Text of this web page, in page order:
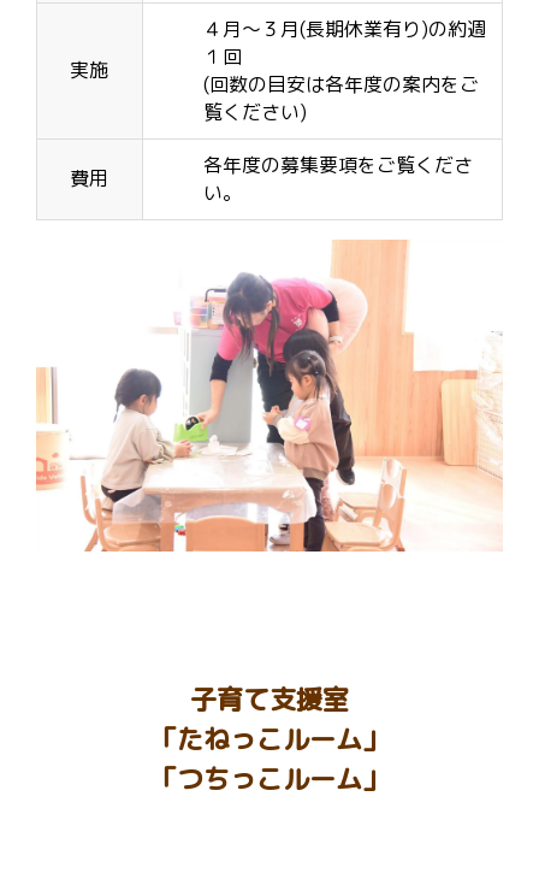
実施
４月～３月(長期休業有り)の約週
１回
(回数の目安は各年度の案内をご
覧ください)
費用
各年度の募集要項をご覧くださ
い。
子育て支援室
「たねっこルーム」
「つちっこルーム」